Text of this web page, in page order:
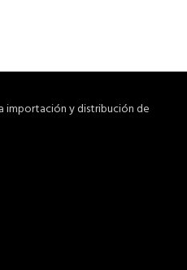
importación y distribución de